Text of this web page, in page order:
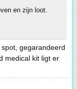
en zijn loot.
gegarandeerd
medical kit ligt er